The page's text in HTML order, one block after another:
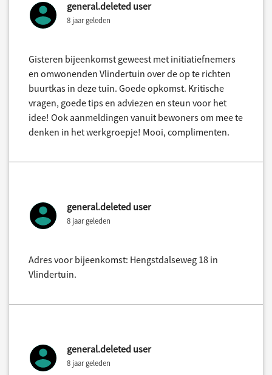
general.deleted user
8 jaar geleden
Gisteren bijeenkomst geweest met initiatiefnemers
en omwonenden Vlindertuin over de op te richten
buurtkas in deze tuin. Goede opkomst. Kritische
vragen, goede tips en adviezen en steun voor het
idee! Ook aanmeldingen vanuit bewoners om mee te
denken in het werkgroepje! Mooi, complimenten.
general.deleted user
8 jaar geleden
Adres voor bijeenkomst: Hengstdalseweg 18 in
Vlindertuin.
general.deleted user
8 jaar geleden